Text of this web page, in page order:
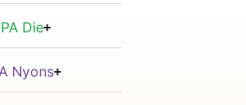
Die
Nyons